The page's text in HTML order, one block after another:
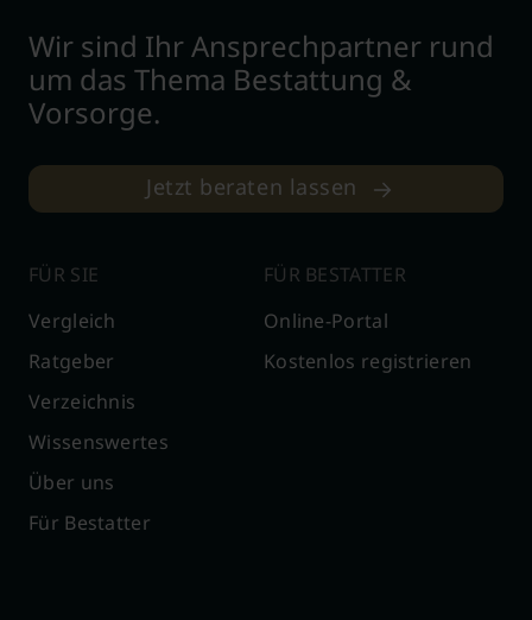
Wir sind Ihr Ansprechpartner rund
um das Thema Bestattung &
Vorsorge.
Jetzt beraten lassen
FÜR SIE
Vergleich
Ratgeber
Verzeichnis
Wissenswertes
Über uns
Für Bestatter
FÜR BESTATTER
Online-Portal
Kostenlos registrieren